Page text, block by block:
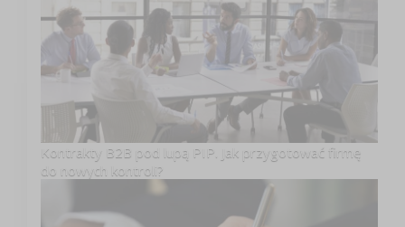
Kontrakty B2B pod lupą PIP. Jak przygotować firmę
do nowych kontroli?